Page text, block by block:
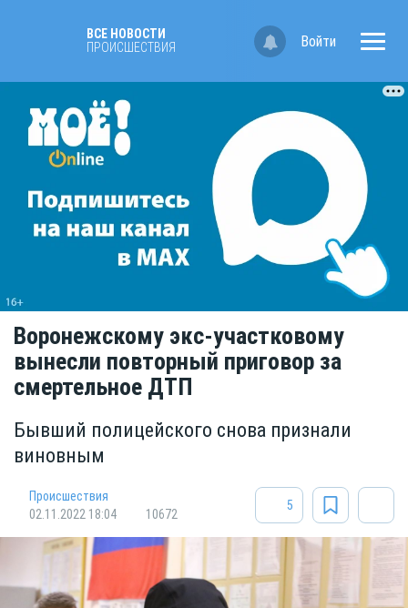
ВСЕ НОВОСТИ
ПРОИСШЕСТВИЯ
Войти
Воронежскому экс-участковому
вынесли повторный приговор за
смертельное ДТП
Бывший полицейского снова признали
виновным
Происшествия
02.11.2022 18:04
10672
5